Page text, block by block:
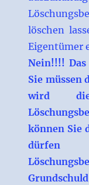
löschen
Eigentümer
Nein!!!!
Sie müssen
wird
können Sie
dürfen